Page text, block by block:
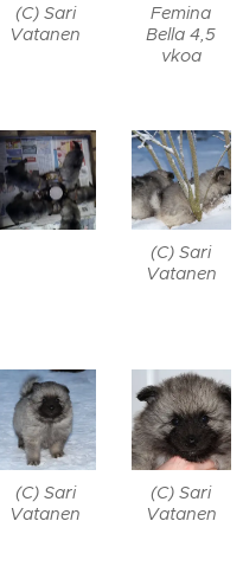
(C) Sari
Vatanen
Femina
Bella 4,5
vkoa
(C) Sari
Vatanen
(C) Sari
Vatanen
(C) Sari
Vatanen